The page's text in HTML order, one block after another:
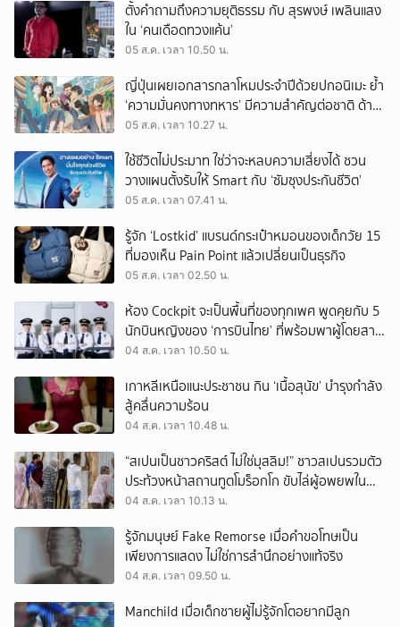
ตั้งคำถามถึงความยุติธรรม กับ สุรพงษ์ เพลินแสง
ใน ‘คนเดือดทวงแค้น’
05 ส.ค. เวลา 10.50 น.
ญี่ปุ่นเผยเอกสารกลาโหมประจำปีด้วยปกอนิเมะ ย้ำ
‘ความมั่นคงทางทหาร’ มีความสำคัญต่อชาติ ด้าน
จีนเตือน ขออย่าซ้ำรอยประวัติศาสตร์
05 ส.ค. เวลา 10.27 น.
ใช้ชีวิตไม่ประมาท ใช่ว่าจะหลบความเสี่ยงได้ ชวน
วางแผนตั้งรับให้ Smart กับ ‘ซัมซุงประกันชีวิต’
05 ส.ค. เวลา 07.41 น.
รู้จัก ‘Lostkid’ แบรนด์กระเป๋าหมอนของเด็กวัย 15
ที่มองเห็น Pain Point แล้วเปลี่ยนเป็นธุรกิจ
05 ส.ค. เวลา 02.50 น.
ห้อง Cockpit จะเป็นพื้นที่ของทุกเพศ พูดคุยกับ 5
นักบินหญิงของ ‘การบินไทย’ ที่พร้อมพาผู้โดยสาร
บินไปทั่วโลก
04 ส.ค. เวลา 10.50 น.
เกาหลีเหนือแนะประชาชน กิน ‘เนื้อสุนัข’ บำรุงกำลัง
สู้คลื่นความร้อน
04 ส.ค. เวลา 10.48 น.
“สเปนเป็นชาวคริสต์ ไม่ใช่มุสลิม!” ชาวสเปนรวมตัว
ประท้วงหน้าสถานทูตโมร็อกโก ขับไล่ผู้อพยพใน
เมืองเซวตาออกนอกประเทศ
04 ส.ค. เวลา 10.13 น.
รู้จักมนุษย์ Fake Remorse เมื่อคำขอโทษเป็น
เพียงการแสดง ไม่ใช่การสำนึกอย่างแท้จริง
04 ส.ค. เวลา 09.50 น.
Manchild เมื่อเด็กชายผู้ไม่รู้จักโตอยากมีลูก